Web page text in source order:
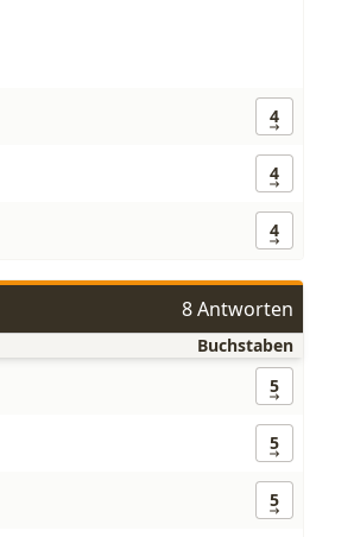
4
4
4
8 Antworten
Buchstaben
5
5
5